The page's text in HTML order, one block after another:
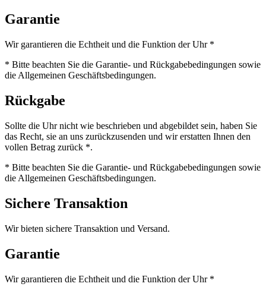
Garantie
Wir garantieren die Echtheit und die Funktion der Uhr *
* Bitte beachten Sie die Garantie- und Rückgabebedingungen sowie
die Allgemeinen Geschäftsbedingungen.
Rückgabe
Sollte die Uhr nicht wie beschrieben und abgebildet sein, haben Sie
das Recht, sie an uns zurückzusenden und wir erstatten Ihnen den
vollen Betrag zurück *.
* Bitte beachten Sie die Garantie- und Rückgabebedingungen sowie
die Allgemeinen Geschäftsbedingungen.
Sichere Transaktion
Wir bieten sichere Transaktion und Versand.
Garantie
Wir garantieren die Echtheit und die Funktion der Uhr *